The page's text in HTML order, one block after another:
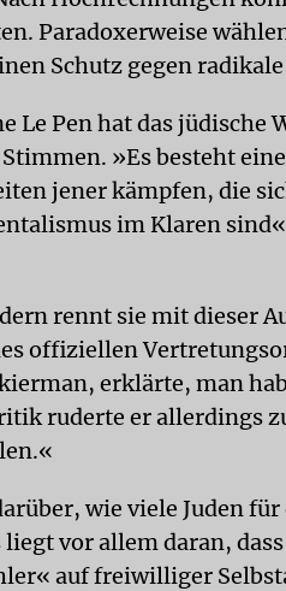
Paradoxerweise
Schutz gegen
Le Pen hat das jüdische
»Es besteht
jener kämpfen, die
im Klaren
rennt sie mit dieser
offiziellen
erklärte, man
ruderte er allerdings
wie viele Juden
vor allem daran,
auf freiwilliger